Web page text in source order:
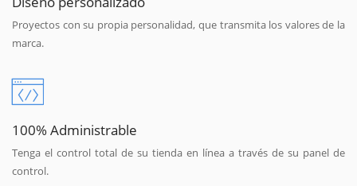
Proyectos con su propia personalidad, que transmita los valores de la
marca.
100% Administrable
Tenga el control total de su tienda en línea a través de su panel de
control.